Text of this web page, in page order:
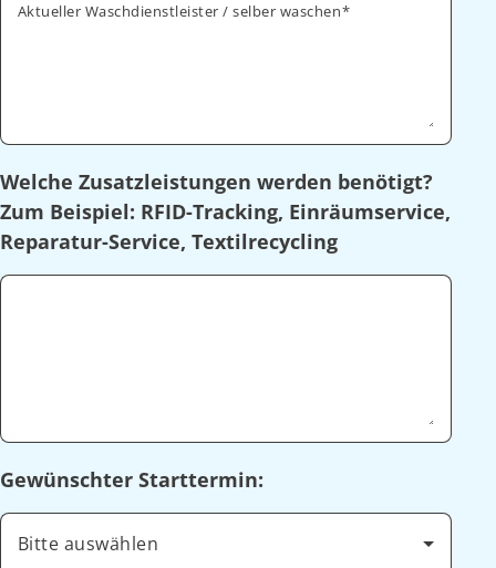
Aktueller Waschdienstleister / selber waschen
Welche Zusatzleistungen werden benötigt?
Zum Beispiel: RFID-Tracking, Einräumservice,
Reparatur-Service, Textilrecycling
Gewünschter Starttermin:
Bitte auswählen